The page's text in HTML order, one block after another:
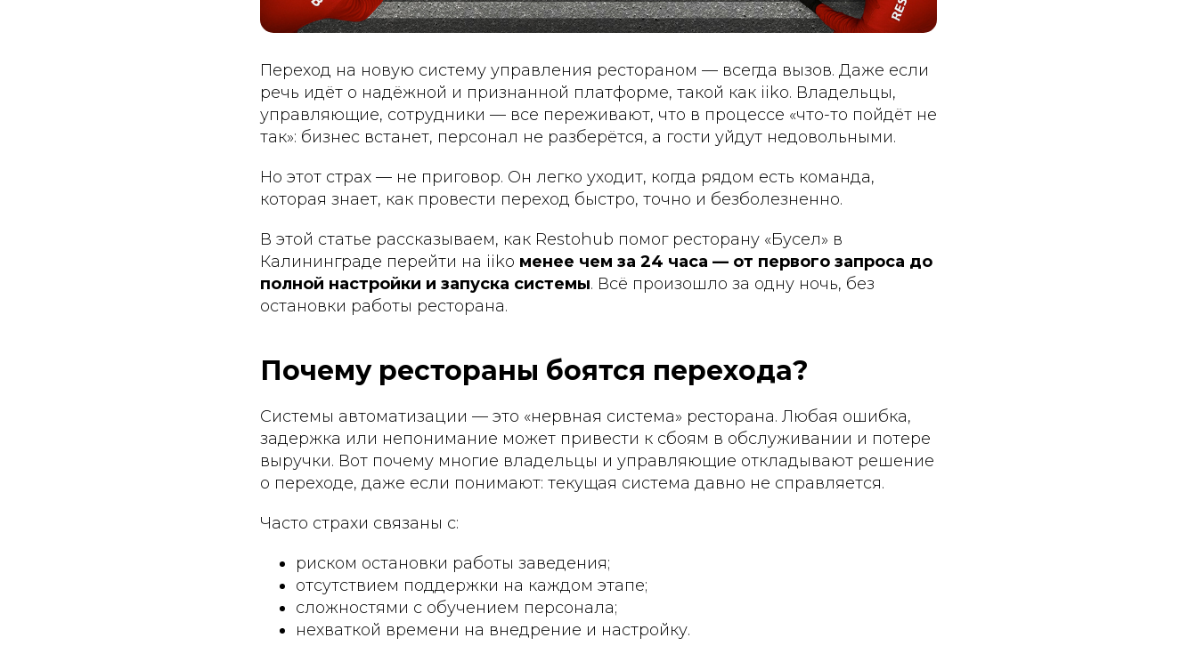
Переход на новую систему управления рестораном — всегда вызов. Даже если
речь идёт о надёжной и признанной платформе, такой как iiko. Владельцы,
управляющие, сотрудники — все переживают, что в процессе «что-то пойдёт не
так»: бизнес встанет, персонал не разберётся, а гости уйдут недовольными.
Но этот страх — не приговор. Он легко уходит, когда рядом есть команда,
которая знает, как провести переход быстро, точно и безболезненно.
В этой статье рассказываем, как Restohub помог ресторану «Бусел» в
Калининграде перейти на iiko менее чем за 24 часа — от первого запроса до
полной настройки и запуска системы. Всё произошло за одну ночь, без
остановки работы ресторана.
Почему рестораны боятся перехода?
Системы автоматизации — это «нервная система» ресторана. Любая ошибка,
задержка или непонимание может привести к сбоям в обслуживании и потере
выручки. Вот почему многие владельцы и управляющие откладывают решение
о переходе, даже если понимают: текущая система давно не справляется.
Часто страхи связаны с:
риском остановки работы заведения;
отсутствием поддержки на каждом этапе;
сложностями с обучением персонала;
нехваткой времени на внедрение и настройку.